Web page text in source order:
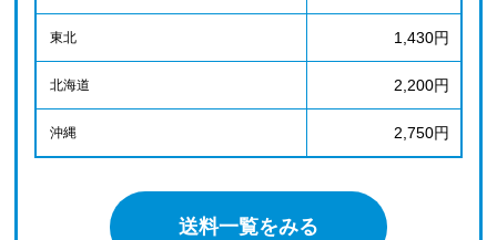
東北 1,430円
北海道 2,200円
沖縄 2,750円
送料一覧をみる